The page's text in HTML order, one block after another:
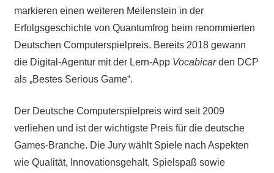
markieren einen weiteren Meilenstein in der
Erfolgsgeschichte von Quantumfrog beim renommierten
Deutschen Computerspielpreis. Bereits 2018 gewann
die Digital-Agentur mit der Lern-App Vocabicarden DCP
als „Bestes Serious Game“.
Der Deutsche Computerspielpreis wird seit 2009
verliehen und ist der wichtigste Preis für die deutsche
Games-Branche. Die Jury wählt Spiele nach Aspekten
wie Qualität, Innovationsgehalt, Spielspaß sowie